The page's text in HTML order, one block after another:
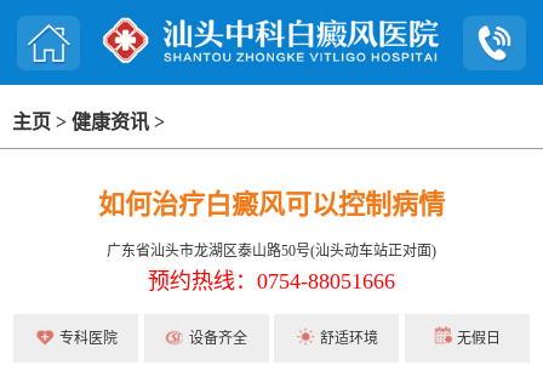
主页 > 健康资讯 >
如何治疗白癜风可以控制病情
广东省汕头市龙湖区泰山路50号(汕头动车站正对面)
预约热线：0754-88051666
专科医院 设备齐全 舒适环境 无假日